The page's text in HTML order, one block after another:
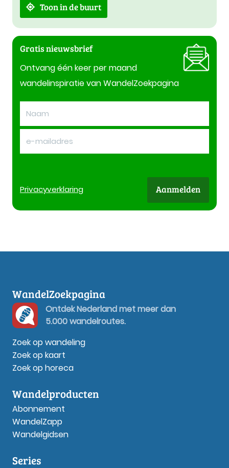
Toon in de buurt
Gratis nieuwsbrief
Ontvang één keer per maand
wandelinspiratie van WandelZoekpagina
Privacyverklaring Aanmelden
WandelZoekpagina
Ontdek Nederland met meer dan
5.000 wandelroutes.
Zoek op wandeling
Zoek op kaart
Zoek op horeca
Wandelproducten
Abonnement
WandelZapp
Wandelgidsen
Series